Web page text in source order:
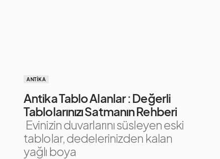
ANTIKA
Antika Tablo Alanlar : Değerli
Tablolarınızı Satmanın Rehberi
Evinizin duvarlarını süsleyen eski
tablolar, dedelerinizden kalan
yağlı boya